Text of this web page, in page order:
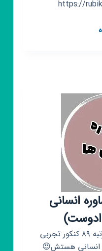
https://
کانال
خدادوست)
انسانی
مستر خدادوست هستم رتبه ۸۹ کنکور تجربی
انسانی هستش😍